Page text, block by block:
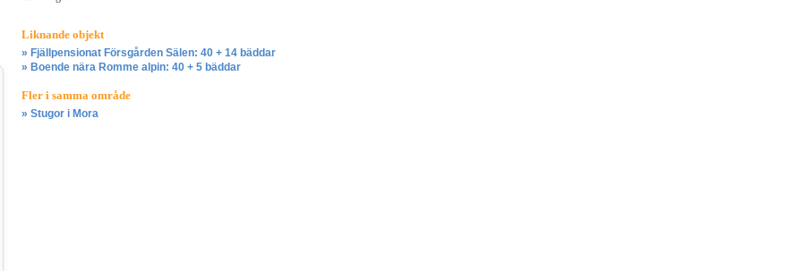
Liknande objekt
» Fjällpensionat Försgården Sälen: 40 + 14 bäddar
» Boende nära Romme alpin: 40 + 5 bäddar
Fler i samma område
» Stugor i Mora